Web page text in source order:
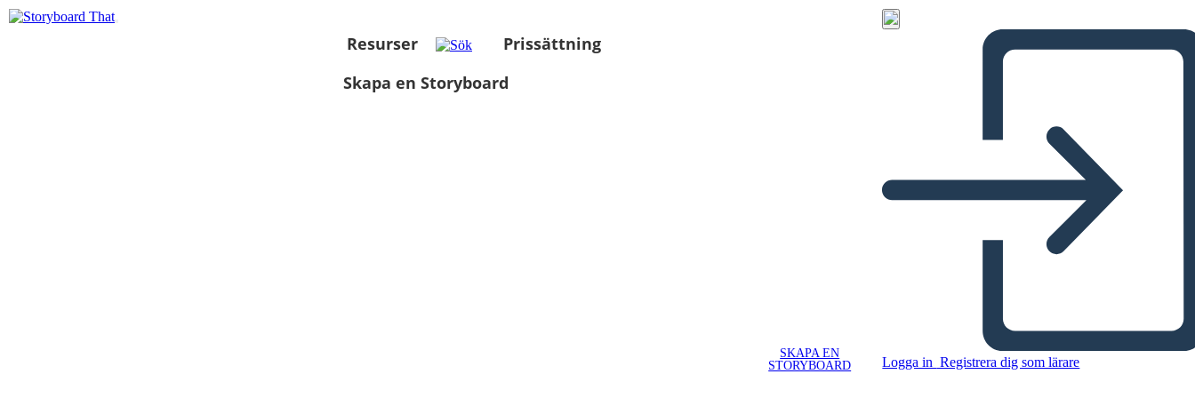
Resurser
Prissättning
Skapa en Storyboard
SKAPA EN
STORYBOARD
Logga in Registrera dig som lärare